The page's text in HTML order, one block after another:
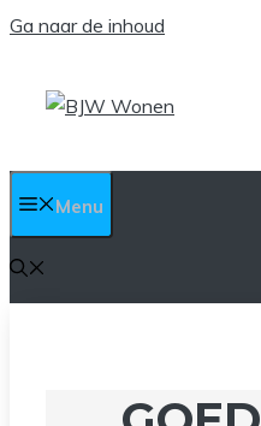
Ga naar de inhoud
Menu